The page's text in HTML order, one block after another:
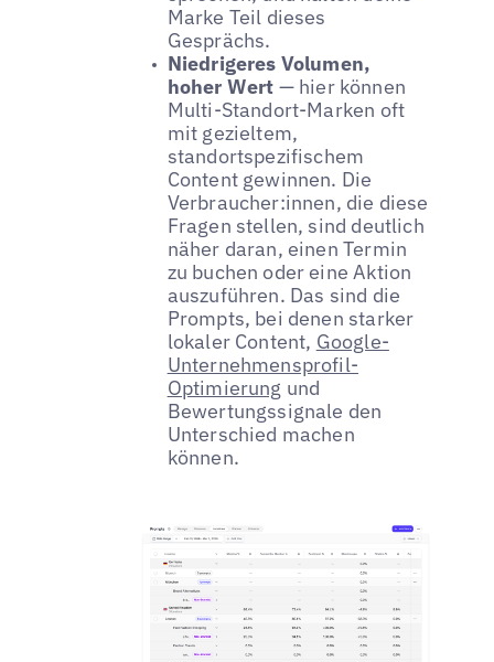
Marke Teil dieses
Gesprächs.
Niedrigeres Volumen,
hoher Wert — hier können
Multi-Standort-Marken oft
mit gezieltem,
standortspezifischem
Content gewinnen. Die
Verbraucher:innen, die diese
Fragen stellen, sind deutlich
näher daran, einen Termin
zu buchen oder eine Aktion
auszuführen. Das sind die
Prompts, bei denen starker
lokaler Content, Google-
Unternehmensprofil-
Optimierung und
Bewertungssignale den
Unterschied machen
können.